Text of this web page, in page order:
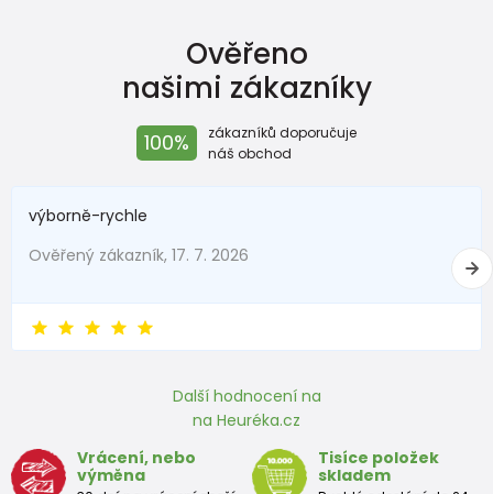
Ověřeno
našimi zákazníky
100%
zákazníků doporučuje
náš obchod
výborně-rychle
Ověřený zákazník, 17. 7. 2026
Další hodnocení na
na Heuréka.cz
Vrácení, nebo
výměna
Tisíce položek
skladem